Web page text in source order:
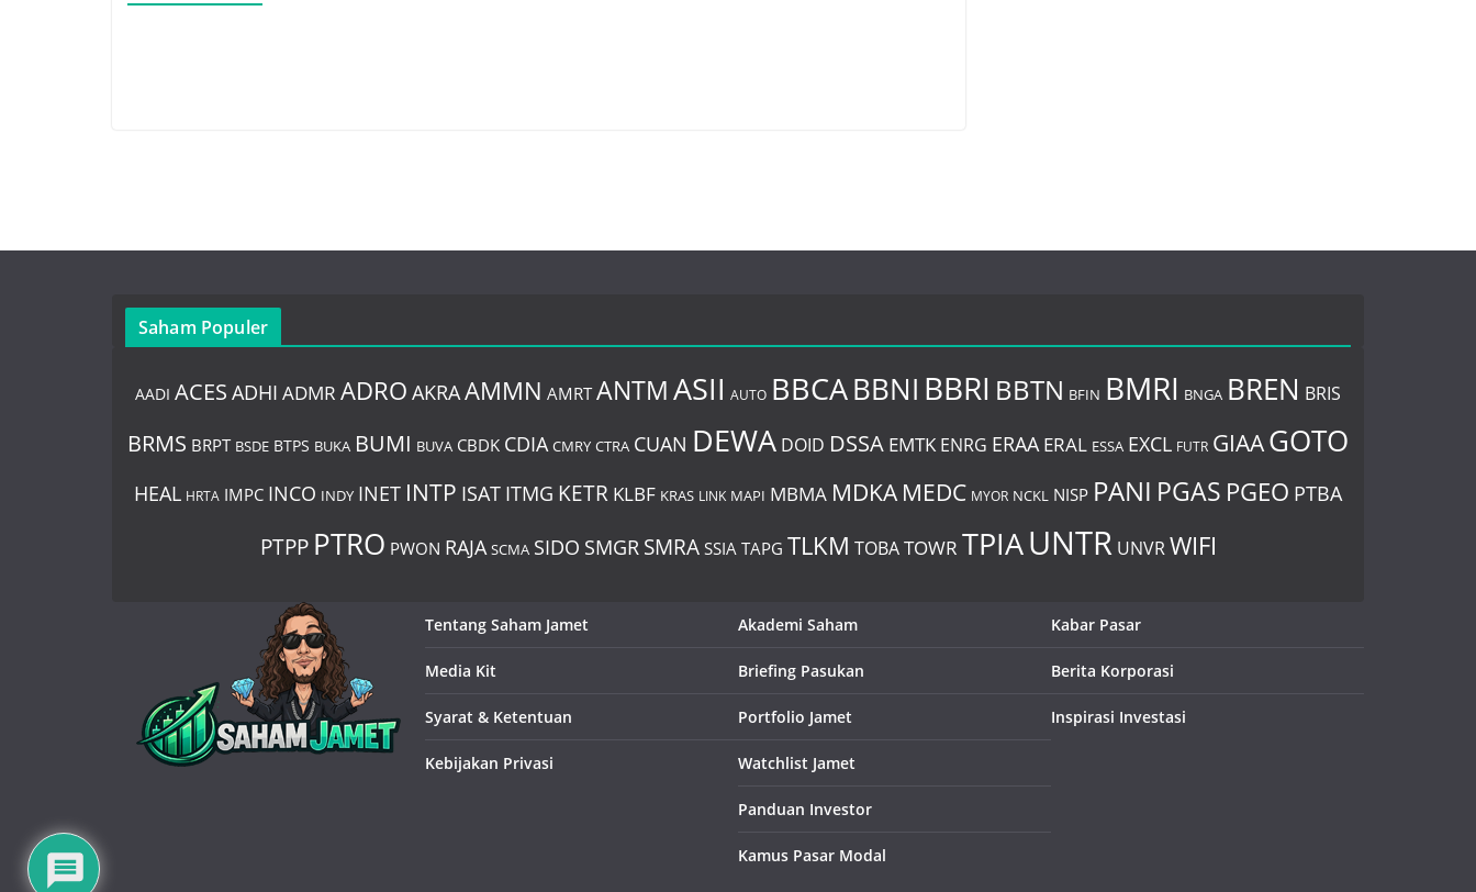
Saham Populer
AADI ACES ADHI ADMR ADRO AKRAAMMN AMRT ANTMASII AUTO BBCABBNI BBRI BBTN BFIN BMRI BNGA BREN BRIS
BRMS BRPT BSDE BTPS BUKA BUMI BUVA CBDK CDIA CMRY CTRA CUAN DEWA DOID DSSA EMTK ENRG ERAA ERAL ESSA EXCL FUTR GIAAGOTO
HEAL HRTA IMPC INCO INDY INET INTP ISAT ITMG KETR KLBF KRAS LINK MAPI MBMA MDKA MEDC MYOR NCKL NISP PANI PGAS PGEO PTBA
PTPP PTRO PWON RAJA SCMA SIDO SMGR SMRA SSIA TAPG TLKM TOBA TOWR TPIAUNTR UNVR WIFI
Tentang Saham Jamet
Media Kit
Syarat & Ketentuan
Kebijakan Privasi
Akademi Saham
Briefing Pasukan
Portfolio Jamet
Watchlist Jamet
Panduan Investor
Kamus Pasar Modal
Kabar Pasar
Berita Korporasi
Inspirasi Investasi